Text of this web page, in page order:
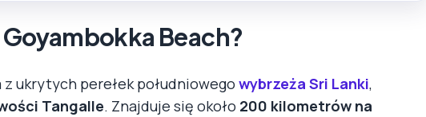
Beach?
ukrytych perełek południowego wybrzeża Sri Lanki,
Tangalle. Znajduje się około 200 kilometrów na